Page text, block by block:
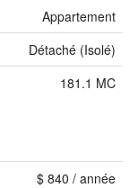
Appartement
Détaché (Isolé)
181.1 MC
$ 840 / année